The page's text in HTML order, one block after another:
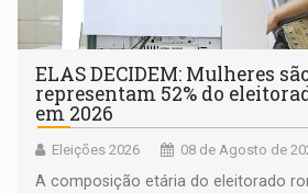
ELAS DECIDEM: Mulheres
representam 52% do
em 2026
Eleições 2026 08 de Agosto de
A composição etária do eleitorado